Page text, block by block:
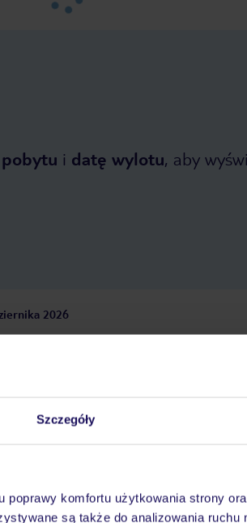
Szczegóły
komfortu użytkowania strony
są także do analizowania ruchu
pobytu i datę wylotu, aby
2026